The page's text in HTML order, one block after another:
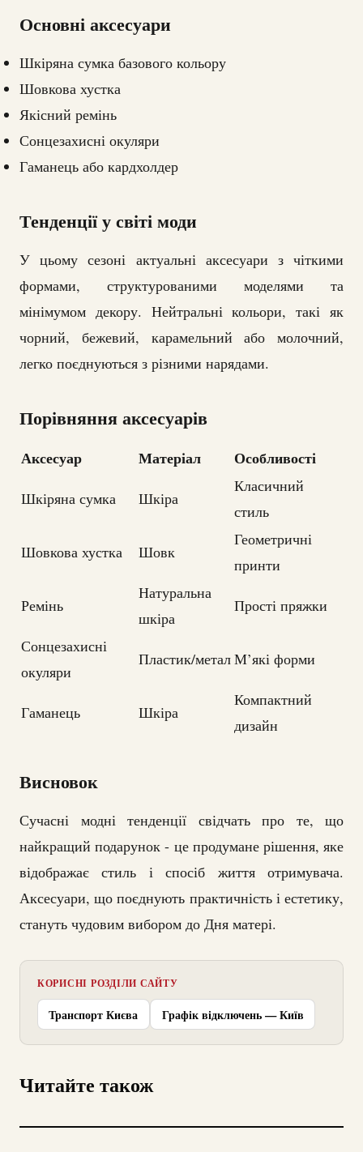
Основні аксесуари
Шкіряна сумка базового кольору
Шовкова хустка
Якісний ремінь
Сонцезахисні окуляри
Гаманець або кардхолдер
Тенденції у світі моди
У цьому сезоні актуальні аксесуари з чіткими
формами, структурованими моделями та
мінімумом декору. Нейтральні кольори, такі як
чорний, бежевий, карамельний або молочний,
легко поєднуються з різними нарядами.
Порівняння аксесуарів
Аксесуар Матеріал Особливості
Шкіряна сумка Шкіра
Класичний
стиль
Шовкова хустка Шовк
Геометричні
принти
Ремінь
Натуральна
шкіра
Прості пряжки
Сонцезахисні
окуляри
Пластик/металМ’які форми
Гаманець Шкіра
Компактний
дизайн
Висновок
Сучасні модні тенденції свідчать про те, що
найкращий подарунок - це продумане рішення, яке
відображає стиль і спосіб життя отримувача.
Аксесуари, що поєднують практичність і естетику,
стануть чудовим вибором до Дня матері.
КОРИСНІ РОЗДІЛИ САЙТУ
Транспорт Києва Графік відключень — Київ
Читайте також